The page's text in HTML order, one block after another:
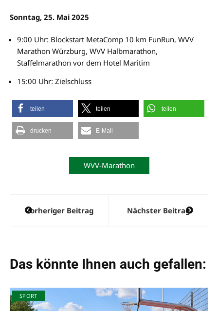
Sonntag, 25. Mai 2025
9:00 Uhr: Blockstart MetaComp 10 km FunRun, WVV
Marathon Würzburg, WVV Halbmarathon,
Staffelmarathon vor dem Hotel Maritim
15:00 Uhr: Zielschluss
teilen teilen teilen
drucken E-Mail
WVV-Marathon
Beitragsnavigation
Vorheriger Beitrag Nächster Beitrag
Das könnte Ihnen auch gefallen:
SPORT